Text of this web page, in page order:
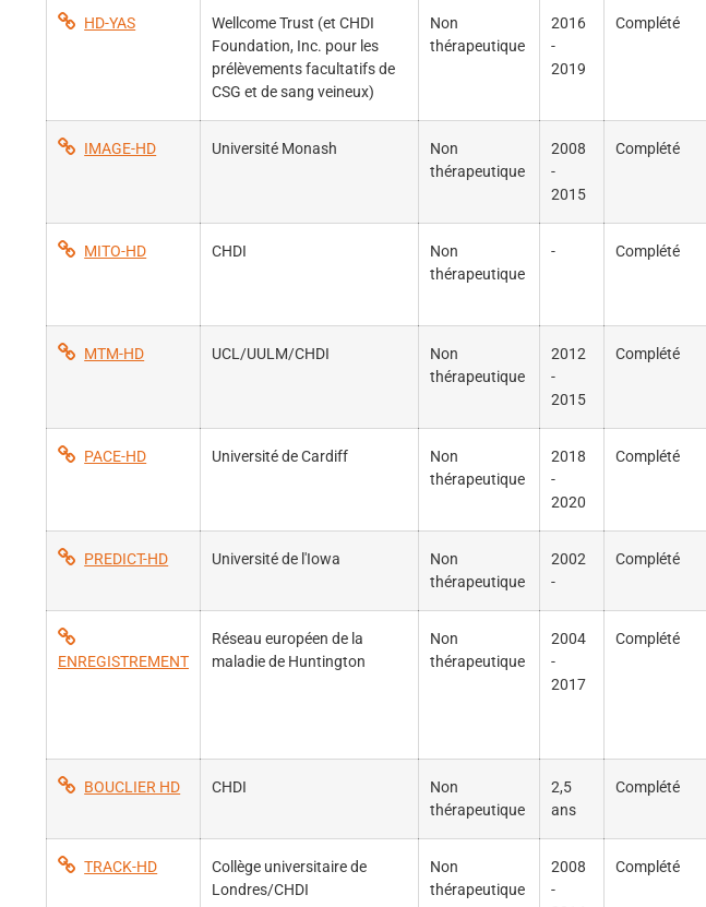
HD-YAS
Wellcome Trust (et CHDI
Foundation, Inc. pour les
prélèvements facultatifs de
CSG et de sang veineux)
Non
thérapeutique
2016
-
2019
Complété
IMAGE-HD Université Monash
Non
thérapeutique
2008
-
2015
Complété
MITO-HD CHDI
Non
thérapeutique
- Complété
MTM-HD UCL/UULM/CHDI
Non
thérapeutique
2012
-
2015
Complété
PACE-HD Université de Cardiff
Non
thérapeutique
2018
-
2020
Complété
PREDICT-HD Université de l'Iowa
Non
thérapeutique
2002
-
Complété
ENREGISTREMENT
Réseau européen de la
maladie de Huntington
Non
thérapeutique
2004
-
2017
Complété
BOUCLIER HD CHDI
Non
thérapeutique
2,5
ans
Complété
TRACK-HD
Collège universitaire de
Londres/CHDI
Non
thérapeutique
2008
-
Complété